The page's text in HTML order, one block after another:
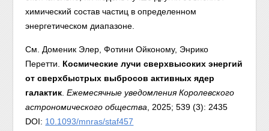
химический состав частиц в определенном
энергетическом диапазоне.
См. Доменик Элер, Фотини Ойконому, Энрико
Перетти. Космические лучи сверхвысоких энергий
от сверхбыстрых выбросов активных ядер
галактик.Ежемесячные уведомления Королевского
астрономического общества, 2025; 539 (3): 2435
DOI: 10.1093/mnras/staf457